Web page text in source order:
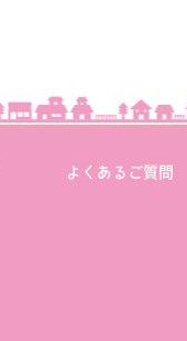
よくあるご質問